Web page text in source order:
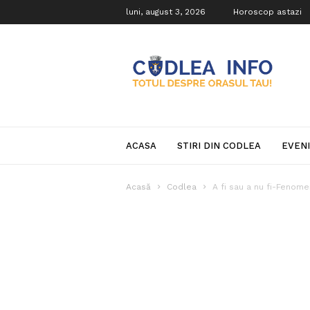
luni, august 3, 2026 Horoscop astazi
Info
ACASA STIRI DIN CODLEA
Acasă Codlea A fi sau a nu fi-